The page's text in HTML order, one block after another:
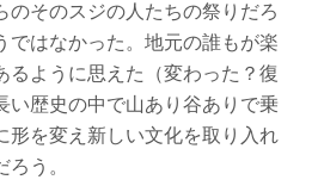
のそのスジの人たちの祭りだろ
ではなかった。地元の誰もが楽
るように思えた（変わった？復
い歴史の中で山あり谷ありで乗
形を変え新しい文化を取り入れ
う。